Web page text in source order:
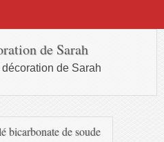
de Sarah
de Sarah
bicarbonate de soude